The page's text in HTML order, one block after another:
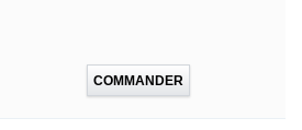
COMMANDER